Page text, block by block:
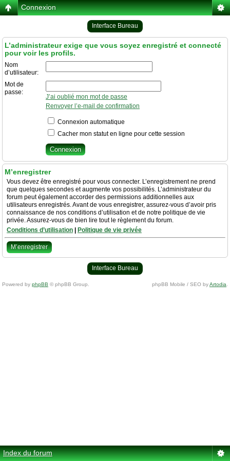
Connexion
Interface Bureau
L’administrateur exige que vous soyez enregistré et connecté
pour voir les profils.
Nom
d’utilisateur:
Mot de
passe:
J’ai oublié mon mot de passe
Renvoyer l’e-mail de confirmation
Connexion automatique
Cacher mon statut en ligne pour cette session
M’enregistrer
Vous devez être enregistré pour vous connecter. L’enregistrement ne prend
que quelques secondes et augmente vos possibilités. L’administrateur du
forum peut également accorder des permissions additionnelles aux
utilisateurs enregistrés. Avant de vous enregistrer, assurez-vous d’avoir pris
connaissance de nos conditions d’utilisation et de notre politique de vie
privée. Assurez-vous de bien lire tout le règlement du forum.
Conditions d’utilisation
Politique de vie privée
M’enregistrer
Interface Bureau
Powered by phpBB © phpBB Group. phpBB Mobile / SEO byArtodia
Index du forum